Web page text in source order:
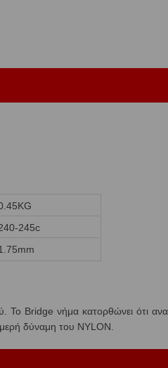
245c
Bridge νήμα κατορθώνει ότι
δύναμη του NYLON.